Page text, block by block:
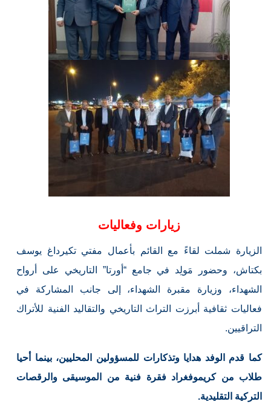
زيارات وفعاليات
الزيارة شملت لقاءً مع القائم بأعمال مفتي تكيرداغ يوسف
بكتاش، وحضور مَولِد في جامع “أورتا” التاريخي على أرواح
الشهداء، وزيارة مقبرة الشهداء، إلى جانب المشاركة في
فعاليات ثقافية أبرزت التراث التاريخي والتقاليد الفنية للأتراك
التراقيين.
كما قدم الوفد هدايا وتذكارات للمسؤولين المحليين، بينما أحيا
طلاب من كريموفغراد فقرة فنية من الموسيقى والرقصات
التركية التقليدية.